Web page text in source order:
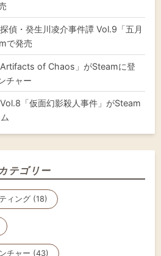
偵・癸生川凌介事件譚 Vol.9「五月
で発売
of Chaos」がSteamに登
チャー
「仮面幻影殺人事件」がSteam
テゴリー
ィング (18)
チャー (43)